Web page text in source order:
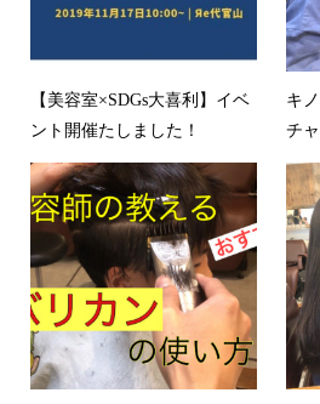
【美容室×SDGs大喜利】イベ
ント開催たしました！
キ
チ